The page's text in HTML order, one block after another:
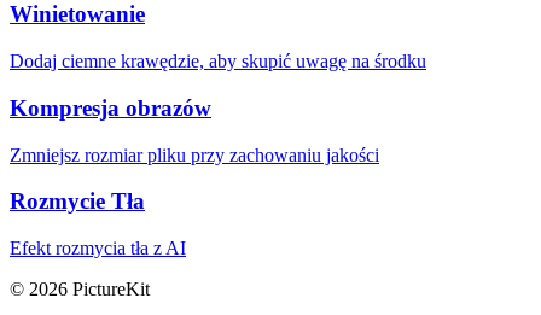
Winietowanie
Dodaj ciemne krawędzie, aby skupić uwagę na środku
Kompresja obrazów
Zmniejsz rozmiar pliku przy zachowaniu jakości
Rozmycie Tła
Efekt rozmycia tła z AI
© 2026 PictureKit